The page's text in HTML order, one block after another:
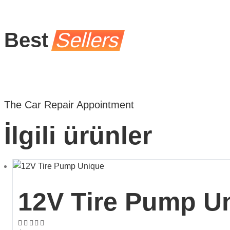
BestSellers
The Car Repair Appointment
İlgili ürünler
12V Tire Pump